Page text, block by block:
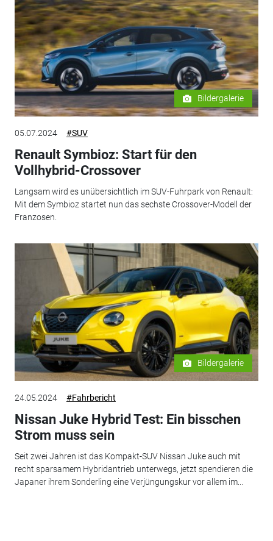
Bildergalerie
05.07.2024 #SUV
Renault Symbioz: Start für den
Vollhybrid-Crossover
Langsam wird es unübersichtlich im SUV-Fuhrpark von Renault:
Mit dem Symbioz startet nun das sechste Crossover-Modell der
Franzosen.
Bildergalerie
24.05.2024 #Fahrbericht
Nissan Juke Hybrid Test: Ein bisschen
Strom muss sein
Seit zwei Jahren ist das Kompakt-SUV Nissan Juke auch mit
recht sparsamem Hybridantrieb unterwegs, jetzt spendieren die
Japaner ihrem Sonderling eine Verjüngungskur vor allem im...